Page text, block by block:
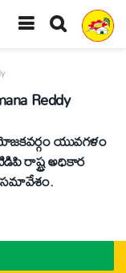
Reddy
యువగళం
రాష్ట్ర అధికార